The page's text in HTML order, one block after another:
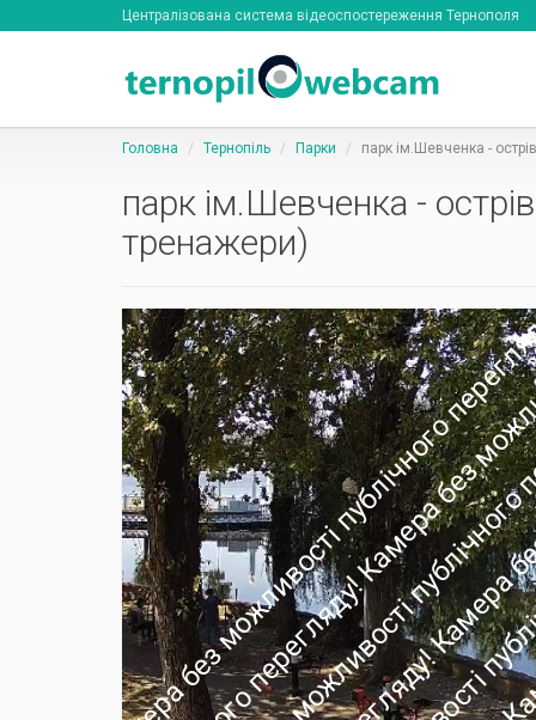
Централізована система відеоспостереження Тернополя
Головна Тернопіль Парки парк ім.Шевченка -
парк ім.Шевченка -
тренажери)